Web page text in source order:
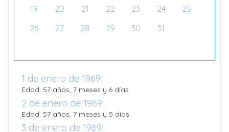
19
20 21 22 23 24
25
26
27 28 29 30 31
1 de enero de 1969:
Edad: 57 años, 7 meses y 6 días
2 de enero de 1969:
Edad: 57 años, 7 meses y 5 días
3 de enero de 1969: